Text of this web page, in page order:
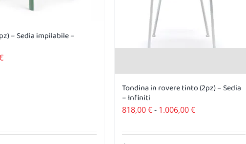
– Sedia impilabile –
Tondina in rovere tinto (2pz) – Sedia
– Infiniti
818,00€- 1.006,00€Fascia
prezzo: